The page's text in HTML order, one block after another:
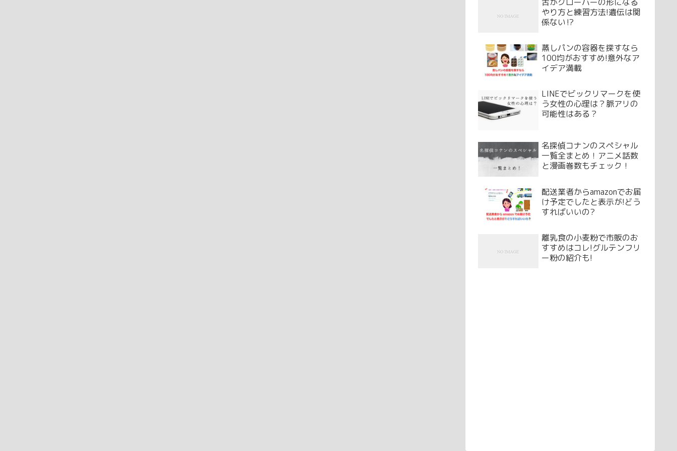
やり方と練習方法!遺伝は関
係ない⁉
蒸しパンの容器を探すなら
100均がおすすめ!意外なア
イデア満載
LINEでビックリマークを使
う女性の心理は？脈アリの
可能性はある？
名探偵コナンのスペシャル
一覧全まとめ！アニメ話数
と漫画巻数もチェック！
配送業者からamazonでお届
け予定でしたと表示が!どう
すればいいの?
離乳食の小麦粉で市販のお
すすめはコレ!グルテンフリ
ー粉の紹介も!